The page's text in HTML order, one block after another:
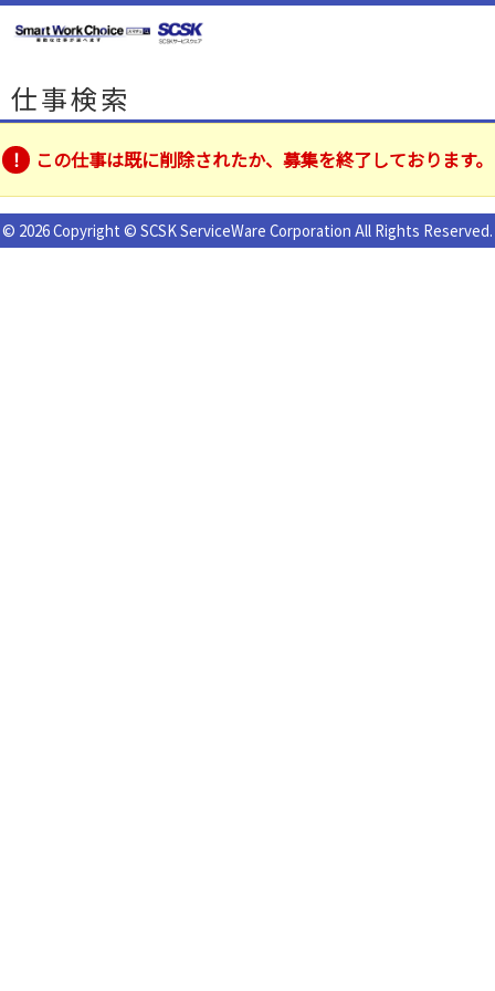
仕事検索
この仕事は既に削除されたか、募集を終了しております。
© 2026 Copyright © SCSK ServiceWare Corporation All Rights Reserved.